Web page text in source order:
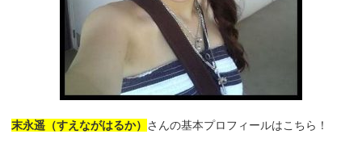
末永遥（すえながはるか） さんの基本プロフィールはこちら！